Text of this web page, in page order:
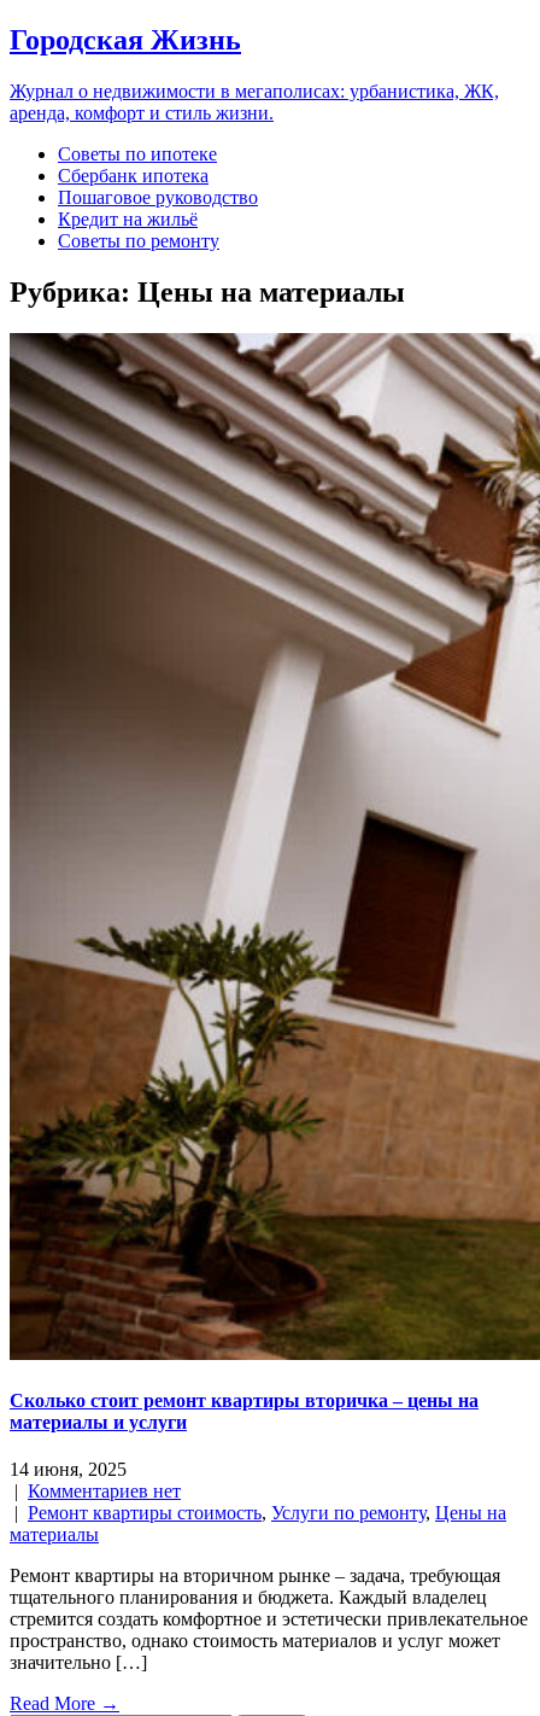
Городская Жизнь
Журнал о недвижимости в мегаполисах: урбанистика, ЖК,
аренда, комфорт и стиль жизни.
Советы по ипотеке
Сбербанк ипотека
Пошаговое руководство
Кредит на жильё
Советы по ремонту
Рубрика: Цены на материалы
Сколько стоит ремонт квартиры вторичка – цены на
материалы и услуги
14 июня, 2025
| Комментариев нет
| Ремонт квартиры стоимость, Услуги по ремонту, Цены на
материалы
Ремонт квартиры на вторичном рынке – задача, требующая
тщательного планирования и бюджета. Каждый владелец
стремится создать комфортное и эстетически привлекательное
пространство, однако стоимость материалов и услуг может
значительно […]
Read More →